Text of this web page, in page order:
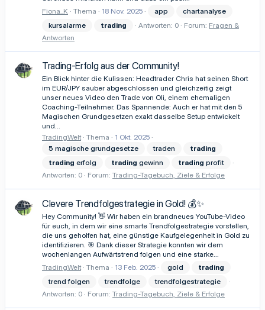
Fiona_K
Thema 18 Nov. 2025 app
chartanalyse
kursalarme
trading Antworten: 0 Forum: Fragen &
Antworten
Trading-Erfolg aus der Community!
Ein Blick hinter die Kulissen: Headtrader Chris hat seinen Short
im EUR/JPY sauber abgeschlossen und gleichzeitig zeigt
unser neues Video den Trade von Oli, einem ehemaligen
Coaching-Teilnehmer. Das Spannende: Auch er hat mit den 5
Magischen Grundgesetzen exakt dasselbe Setup entwickelt
und...
TradingWelt Thema
1 Okt. 2025
5 magische grundgesetze
traden
trading
trading erfolg trading gewinn trading profit
Antworten: 0
Forum: Trading-Tagebuch, Ziele & Erfolge
Clevere Trendfolgestrategie in Gold! 💰✨
Hey Community! 👋 Wir haben ein brandneues YouTube-Video
für euch, in dem wir eine smarte Trendfolgestrategie vorstellen,
die uns geholfen hat, eine günstige Kaufgelegenheit in Gold zu
identifizieren. 🎯 Dank dieser Strategie konnten wir dem
wochenlangen Aufwärtstrend folgen und eine starke...
TradingWelt Thema 13 Feb. 2025 gold
trading
trend folgen
trendfolge
trendfolgestrategie
Antworten: 0
Forum: Trading-Tagebuch, Ziele & Erfolge